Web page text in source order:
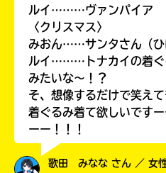
ルイ………ヴァンパイア
〈クリスマス〉
みおん……サンタさん（ひ
ルイ………トナカイの着ぐ
みたいな〜！？
そ、想像するだけで笑え
着ぐるみ着て欲しいです
ーー！！！
歌田 みなな さん ／ 女